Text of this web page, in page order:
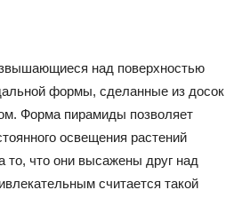
над поверхностью
формы, сделанные из досок
Форма пирамиды позволяет
освещения растений
то, что они высажены друг над
считается такой